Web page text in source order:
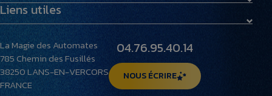
Maquettes
Peluches
Villages miniatures
Liens utiles
Livraison et retours
Foire aux questions
Le musée
La Magie des Automates
785 Chemin des Fusillés
38250LANS-EN-VERCORS
FRANCE
04.76.95.40.14
NOUS ÉCRIRE